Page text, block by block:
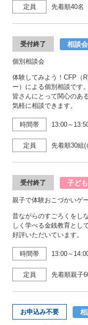
定員 先着順40名
受付終了 相談会
個別相談会
体験してみよう！CFP（
ー）による個別相談です。
皆さんにとって関心のあ
気軽に相談できます。
時間帯 13:00～
定員 先着順30組(
受付終了 子ど
親子で体験おこづかいゲ
昔ながらのすごろくをし
しく学べる金銭教育とし
好評いただいています。
時間帯 13:00～
定員 先着順親子
お申込み不要